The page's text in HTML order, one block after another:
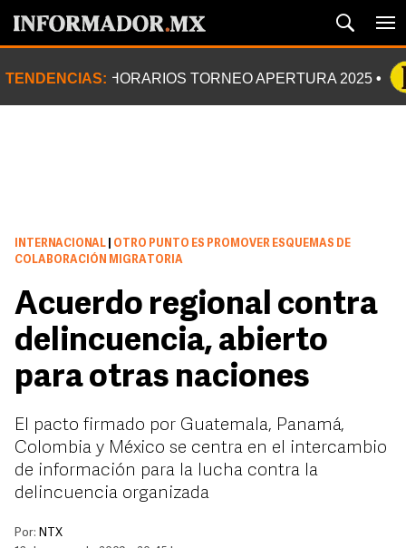
TENDENCIAS: HORARIOS TORNEO APERTURA 2025
INTERNACIONAL
OTRO PUNTO ES PROMOVER ESQUEMAS DE
COLABORACIÓN MIGRATORIA
Acuerdo regional contra
delincuencia, abierto
para otras naciones
El pacto firmado por Guatemala, Panamá,
Colombia y México se centra en el intercambio
de información para la lucha contra la
delincuencia organizada
Por: NTX